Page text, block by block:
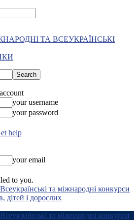
ТА ВСЕУКРАЇНСЬКІ
your username
your password
help
your email
to you.